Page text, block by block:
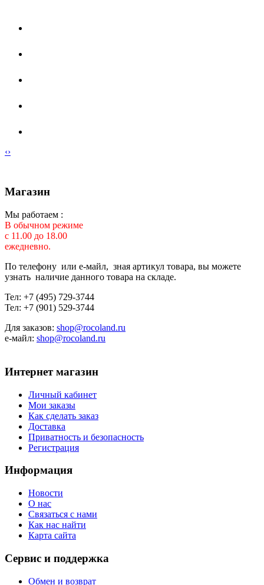
‹›
Магазин
Мы работаем :
В обычном режиме
с 11.00 до 18.00
ежедневно.
По телефону или е-майл, зная артикул товара, вы можете
узнать наличие данного товара на складе.
Тел: +7 (495) 729-3744
Тел: +7 (901) 529-3744
Для заказов: shop@rocoland.ru
е-майл: shop@rocoland.ru
Интернет магазин
Личный кабинет
Мои заказы
Как сделать заказ
Доставка
Приватность и безопасность
Регистрация
Информация
Новости
О нас
Связаться с нами
Как нас найти
Карта сайта
Сервис и поддержка
Обмен и возврат